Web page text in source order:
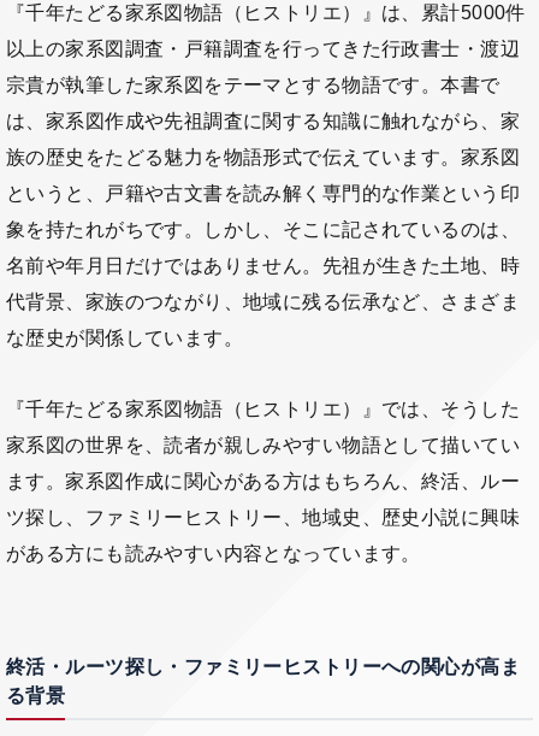
『千年たどる家系図物語（ヒストリエ）』は、累計5000件
以上の家系図調査・戸籍調査を行ってきた行政書士・渡辺
宗貴が執筆した家系図をテーマとする物語です。本書で
は、家系図作成や先祖調査に関する知識に触れながら、家
族の歴史をたどる魅力を物語形式で伝えています。家系図
というと、戸籍や古文書を読み解く専門的な作業という印
象を持たれがちです。しかし、そこに記されているのは、
名前や年月日だけではありません。先祖が生きた土地、時
代背景、家族のつながり、地域に残る伝承など、さまざま
な歴史が関係しています。
『千年たどる家系図物語（ヒストリエ）』では、そうした
家系図の世界を、読者が親しみやすい物語として描いてい
ます。家系図作成に関心がある方はもちろん、終活、ルー
ツ探し、ファミリーヒストリー、地域史、歴史小説に興味
がある方にも読みやすい内容となっています。
終活・ルーツ探し・ファミリーヒストリーへの関心が高ま
る背景